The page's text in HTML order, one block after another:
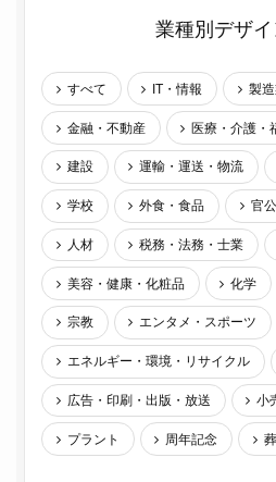
業種別デザイ
すべて IT・情報 製
金融・不動産 医療・介護・
建設 運輸・運送・物流
学校 外食・食品 官
人材 税務・法務・士業
美容・健康・化粧品 化学
宗教 エンタメ・スポーツ
エネルギー・環境・リサイクル
広告・印刷・出版・放送 小
プラント 周年記念